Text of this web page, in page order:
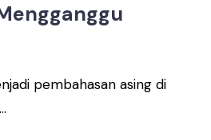
pembahasan asing di